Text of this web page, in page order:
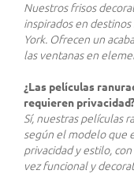
Nuestros frisos
inspirados en
York. Ofrecen un
las ventanas en
¿Las películas
requieren privacidad?
Sí, nuestras películas
según el modelo que
privacidad y estilo,
vez funcional y